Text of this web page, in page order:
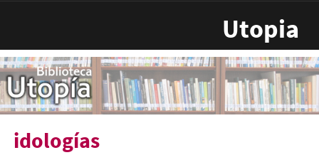
Utopia
idologías